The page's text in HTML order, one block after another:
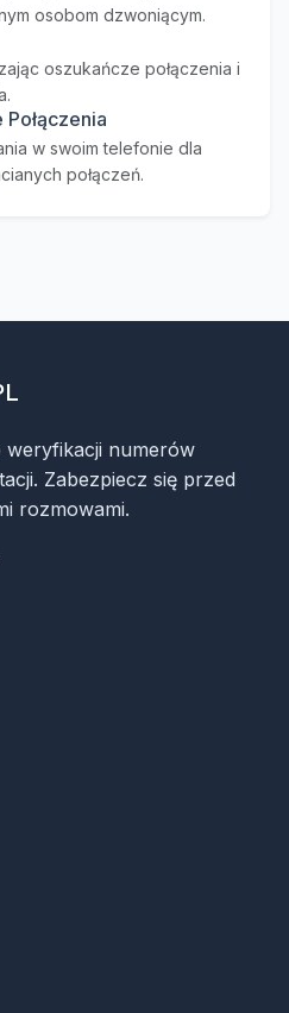
osobom dzwoniącym.
oszukańcze połączenia i
w swoim telefonie dla
połączeń.
weryfikacji numerów
Zabezpiecz się przed
rozmowami.